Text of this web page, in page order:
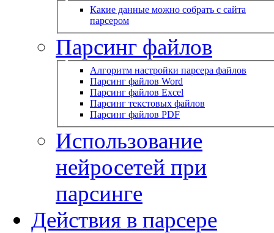
Какие данные можно собрать с сайта
парсером
Парсинг файлов
Алгоритм настройки парсера файлов
Парсинг файлов Word
Парсинг файлов Excel
Парсинг текстовых файлов
Парсинг файлов PDF
Использование
нейросетей при
парсинге
Действия в парсере